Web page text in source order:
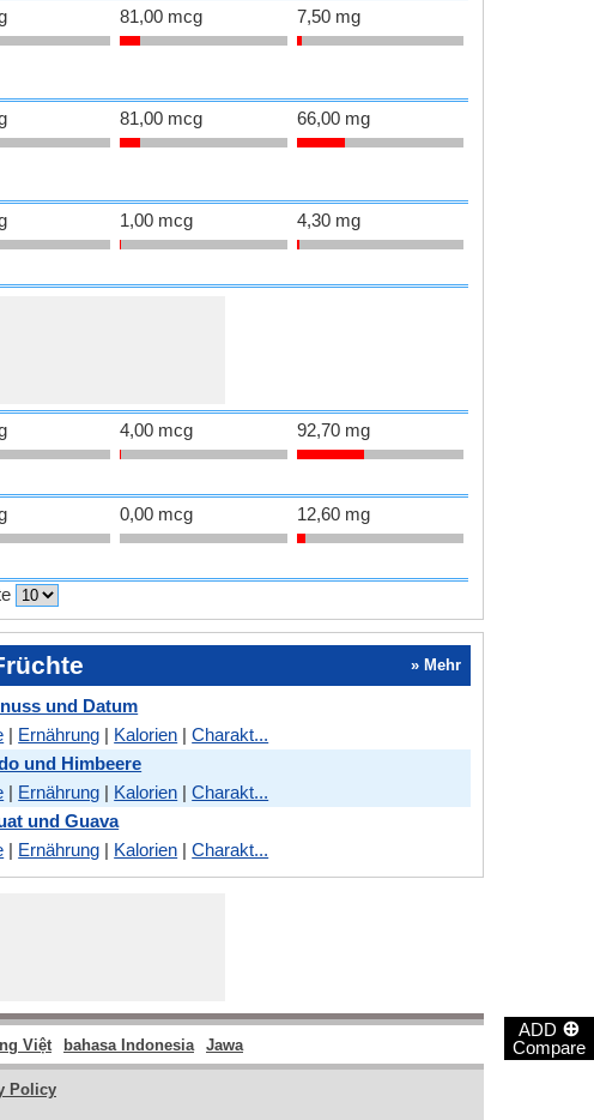
ADD ⊕
Compare
81,00 mcg 7,50 mg
81,00 mcg 66,00 mg
1,00 mcg 4,30 mg
4,00 mcg 92,70 mg
0,00 mcg 12,60 mg
» Mehr
und Datum
| Ernährung | Kalorien |Charakt...
und Himbeere
| Ernährung | Kalorien |Charakt...
und Guava
| Ernährung | Kalorien |Charakt...
Việt bahasa Indonesia Jawa
Policy